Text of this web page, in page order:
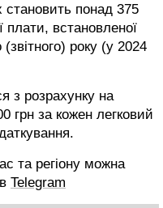
становить понад 375
плати, встановленої
року (у 2024
з розрахунку на
грн за кожен легковий
та регіону можна
Telegram